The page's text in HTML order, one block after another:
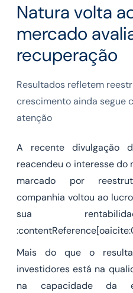
Natura volta
mercado
recuperação
Resultados refletem
crescimento ainda segue
atenção
A recente divulgação
reacendeu o interesse do
marcado por
companhia voltou ao
sua
Mais do que o
investidores está na
na capacidade da